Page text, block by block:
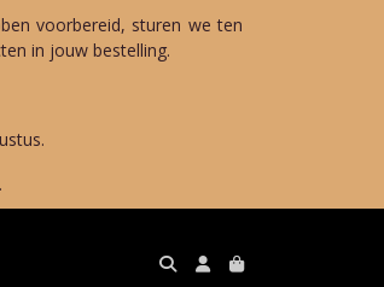
voorbereid, sturen we ten
in jouw bestelling.